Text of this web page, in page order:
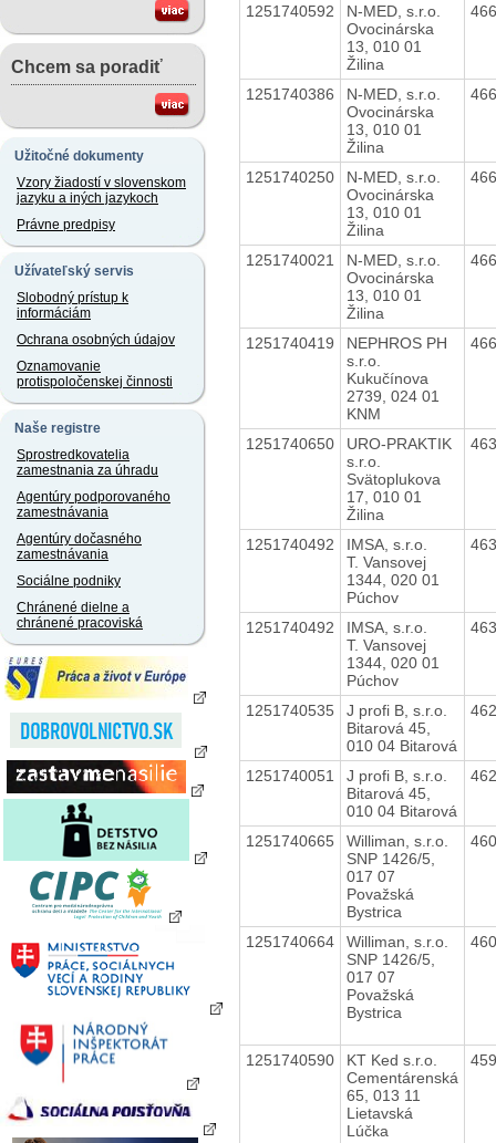
Chcem sa poradiť
Užitočné dokumenty
Vzory žiadostí v slovenskom
jazyku a iných jazykoch
Právne predpisy
Užívateľský servis
Slobodný prístup k
informáciám
Ochrana osobných údajov
Oznamovanie
protispoločenskej činnosti
Naše registre
Sprostredkovatelia
zamestnania za úhradu
Agentúry podporovaného
zamestnávania
Agentúry dočasného
zamestnávania
Sociálne podniky
Chránené dielne a
chránené pracoviská
1251740592
N-MED, s.r.o.
Ovocinárska
13, 010 01
Žilina
1251740386
N-MED, s.r.o.
Ovocinárska
13, 010 01
Žilina
1251740250
N-MED, s.r.o.
Ovocinárska
13, 010 01
Žilina
1251740021
N-MED, s.r.o.
Ovocinárska
13, 010 01
Žilina
1251740419
NEPHROS PH
s.r.o.
Kukučínova
2739, 024 01
KNM
1251740650
URO-PRAKTIK
s.r.o.
Svätoplukova
17, 010 01
Žilina
1251740492
IMSA, s.r.o.
T. Vansovej
1344, 020 01
Púchov
1251740492
IMSA, s.r.o.
T. Vansovej
1344, 020 01
Púchov
1251740535
J profi B, s.r.o.
Bitarová 45,
010 04 Bitarová
1251740051
J profi B, s.r.o.
Bitarová 45,
010 04 Bitarová
1251740665
Williman, s.r.o.
SNP 1426/5,
017 07
Považská
Bystrica
1251740664
Williman, s.r.o.
SNP 1426/5,
017 07
Považská
Bystrica
1251740590
KT Ked s.r.o.
Cementárenská
65, 013 11
Lietavská
Lúčka